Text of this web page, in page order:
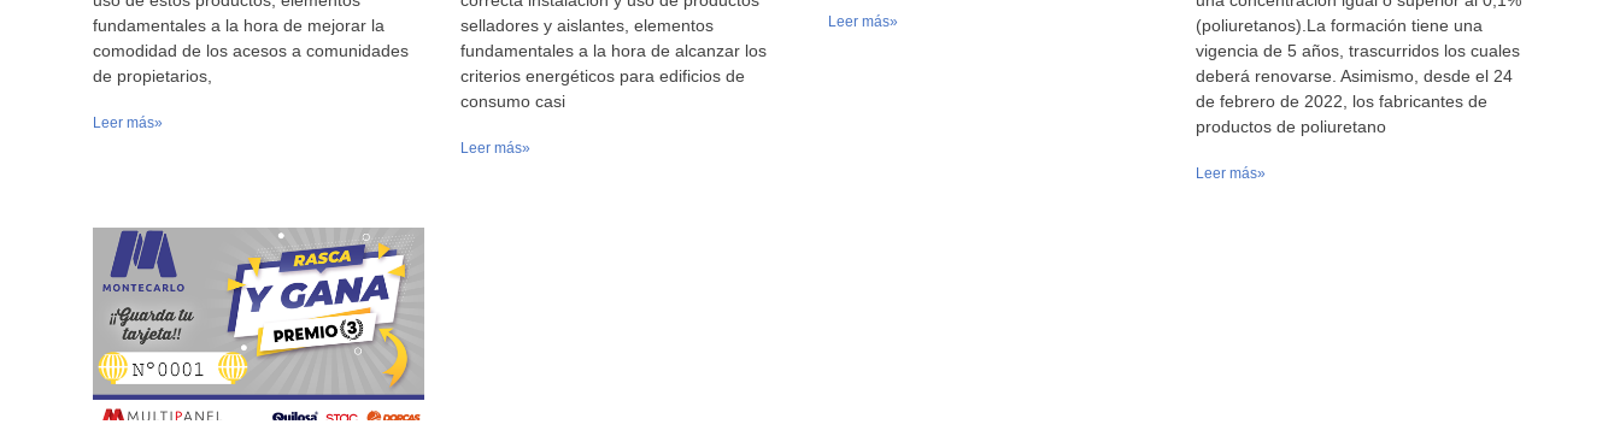
fundamentales a la hora de mejorar la
comodidad de los acesos a comunidades
de propietarios,
Leer más»
selladores y aislantes, elementos
fundamentales a la hora de alcanzar los
criterios energéticos para edificios de
consumo casi
Leer más»
Leer más»
(poliuretanos).La formación tiene una
vigencia de 5 años, trascurridos los cuales
deberá renovarse. Asimismo, desde el 24
de febrero de 2022, los fabricantes de
productos de poliuretano
Leer más»